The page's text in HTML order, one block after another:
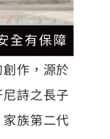
作，源於
詩之長子
族第二代